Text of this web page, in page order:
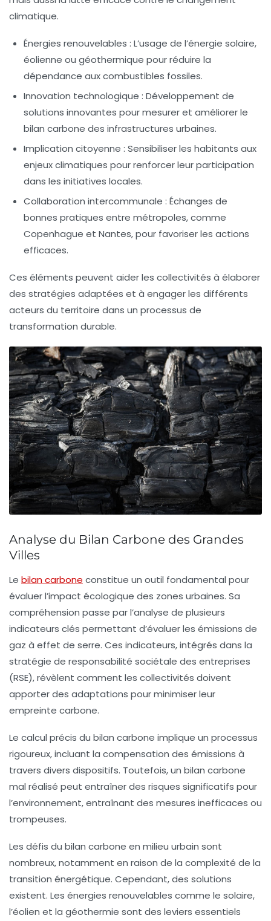
climatique.
Énergies renouvelables : L’usage de l’énergie solaire,
éolienne ou géothermique pour réduire la
dépendance aux combustibles fossiles.
Innovation technologique : Développement de
solutions innovantes pour mesurer et améliorer le
bilan carbone des infrastructures urbaines.
Implication citoyenne : Sensibiliser les habitants aux
enjeux climatiques pour renforcer leur participation
dans les initiatives locales.
Collaboration intercommunale : Échanges de
bonnes pratiques entre métropoles, comme
Copenhague et Nantes, pour favoriser les actions
efficaces.
Ces éléments peuvent aider les collectivités à élaborer
des stratégies adaptées et à engager les différents
acteurs du territoire dans un processus de
transformation durable.
Analyse du Bilan Carbone des Grandes
Villes
Le bilan carbone constitue un outil fondamental pour
évaluer l’impact écologique des zones urbaines. Sa
compréhension passe par l’analyse de plusieurs
indicateurs clés permettant d’évaluer les émissions de
gaz à effet de serre. Ces indicateurs, intégrés dans la
stratégie de responsabilité sociétale des entreprises
(RSE), révèlent comment les collectivités doivent
apporter des adaptations pour minimiser leur
empreinte carbone.
Le calcul précis du bilan carbone implique un processus
rigoureux, incluant la compensation des émissions à
travers divers dispositifs. Toutefois, un bilan carbone
mal réalisé peut entraîner des risques significatifs pour
l’environnement, entraînant des mesures inefficaces ou
trompeuses.
Les défis du bilan carbone en milieu urbain sont
nombreux, notamment en raison de la complexité de la
transition énergétique. Cependant, des solutions
existent. Les énergies renouvelables comme le solaire,
l’éolien et la géothermie sont des leviers essentiels